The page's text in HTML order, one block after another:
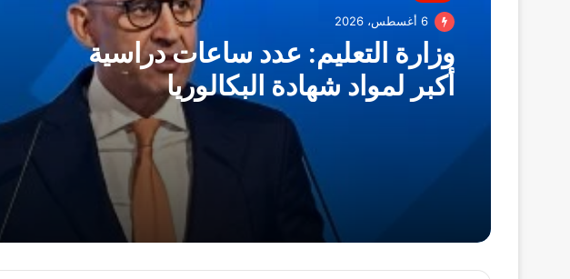
6 أغسطس، 2026
وزارة التعليم: عدد ساعات دراسية
أكبر لمواد شهادة البكالوريا
سوهاج
بخالص
مصدر
زلزال